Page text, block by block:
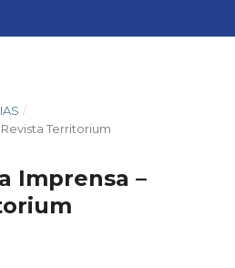
/
Territorium
Imprensa –